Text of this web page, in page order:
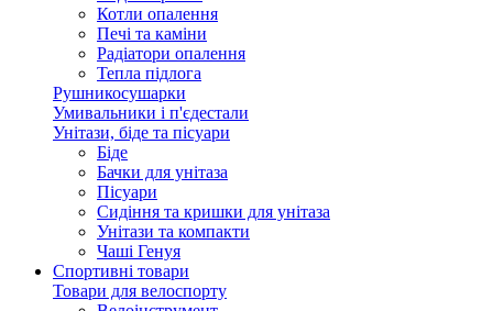
Котли опалення
Печі та каміни
Радіатори опалення
Тепла підлога
Рушникосушарки
Умивальники і п'єдестали
Унітази, біде та пісуари
Біде
Бачки для унітаза
Пісуари
Сидіння та кришки для унітаза
Унітази та компакти
Чаші Генуя
Спортивні товари
Товари для велоспорту